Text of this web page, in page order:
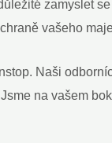
zamyslet
vašeho
Naši
na vašem